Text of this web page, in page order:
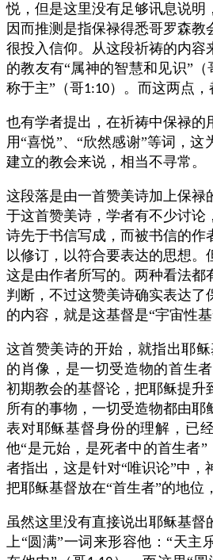
悦，但是这里没有足够讯息说明
因而推测是指保禄得悉哥罗森教
很投入信仰。从这段祈祷的内容
的教友有“属神的智慧和见识”（
称于主”（哥1:10）。而这两点，
也有学者提出，在祈祷中保禄的
用“喜悦”、“欣然感谢”等词，
建立的教会来说，相当不寻常。
这段落是由一首赞美诗加上保禄
于这首赞美诗，学者有不少讨论
诗先于书信写成，而被书信的作
以修订，以符合要表达的思想。
这是由作者所写的。两种看法都
判断，不过这赞美诗确实表达了
的内容，就是这基督是“宇宙性基
这首赞美诗的开始，就指出耶
的肖像，是一切受造物的首生
初期教会的基督论，把耶稣提升
所有的事物，一切受造物都由耶
表对耶稣基督身份的理解，已
他“是元始，是死者中的首生者”
者指出，这是针对“唯识论”中，
把耶稣基督放在“首生者”的地位
虽然这里没有直接说出耶稣基督
上“圆满”一词来形容他：“天主